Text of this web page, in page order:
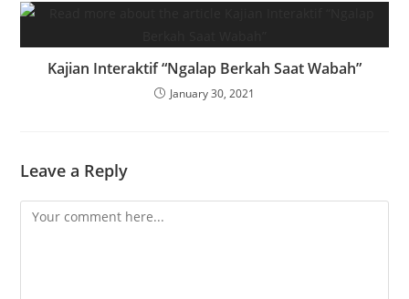
Kajian Interaktif “Ngalap Berkah Saat Wabah”
January 30, 2021
Leave a Reply
Comment